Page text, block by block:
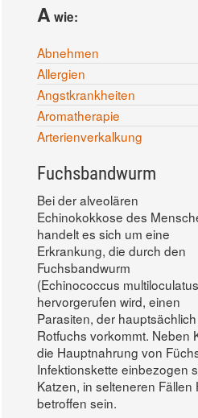
A wie:
Abnehmen
Allergien
Angstkrankheiten
Aromatherapie
Arterienverkalkung
Fuchsbandwurm
Bei der alveolären
Echinokokkose des
handelt es sich um eine
Erkrankung, die durch den
Fuchsbandwurm
(Echinococcus
hervorgerufen wird, einen
Parasiten, der
Rotfuchs vorkommt. Neben
die Hauptnahrung von
Infektionskette einbezogen
Katzen, in selteneren
betroffen sein.